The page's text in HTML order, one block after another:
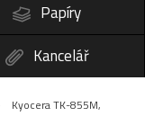
Papíry
Kancelář
Kyocera TK-855M,